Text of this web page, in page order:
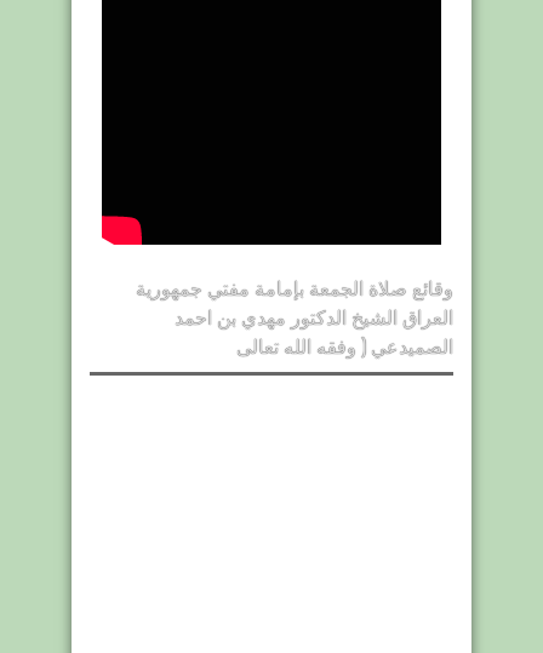
وقائع صلاة الجمعة بإمامة مفتي جمهورية
العراق الشيخ الدكتور مهدي بن احمد
الصميدعي ( وفقه الله تعالى